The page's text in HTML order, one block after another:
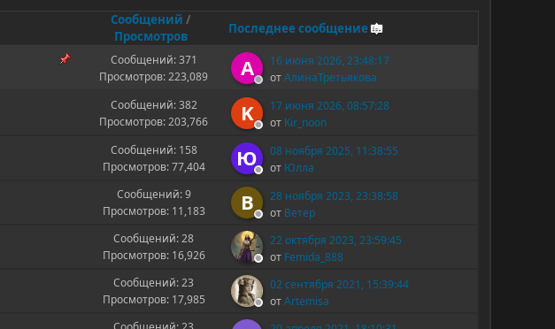
Сообщений /
Просмотров
Последнее сообщение
А
Сообщений: 371
Просмотров: 223,089
16 июня 2026, 23:48:17
отАлинаТретьякова
K
Сообщений: 382
Просмотров: 203,766
17 июня 2026, 08:57:28
от Kir_noon
Ю
Сообщений: 158
Просмотров: 77,404
08 ноября 2025, 11:38:55
от Юлла
В
Сообщений: 9
Просмотров: 11,183
28 ноября 2023, 23:38:58
от Ветер
Сообщений: 28
Просмотров: 16,926
22 октября 2023, 23:59:45
от Femida_888
Сообщений: 23
Просмотров: 17,985
02 сентября 2021, 15:39:44
отArtemisa